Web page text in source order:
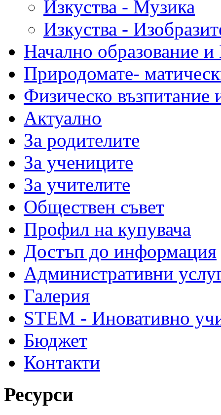
Изкуства - Музика
Изкуства -
Начално образование
Природомате-
Физическо възпитание
Актуално
За родителите
За учениците
За учителите
Обществен съвет
Профил на купувача
Достъп до информация
Административни
Галерия
STEM - Иновативно
Бюджет
Контакти
Ресурси